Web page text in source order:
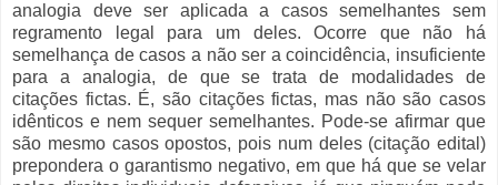
analogia deve ser aplicada a casos semelhantes sem
regramento legal para um deles. Ocorre que não há
semelhança de casos a não ser a coincidência, insuficiente
para a analogia, de que se trata de modalidades de
citações fictas. É, são citações fictas, mas não são casos
idênticos e nem sequer semelhantes. Pode-se afirmar que
são mesmo casos opostos, pois num deles (citação edital)
prepondera o garantismo negativo, em que há que se velar